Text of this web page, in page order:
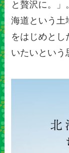
と贅沢に。
海道という土
をはじめとし
いたいという